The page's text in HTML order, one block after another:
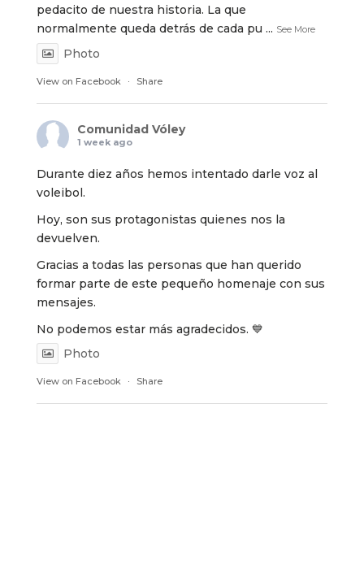
pedacito de nuestra historia. La que
normalmente queda detrás de cada pu ... See More
Photo
View on Facebook · Share
Comunidad Vóley
1 week ago
Durante diez años hemos intentado darle voz al
voleibol.
Hoy, son sus protagonistas quienes nos la
devuelven.
Gracias a todas las personas que han querido
formar parte de este pequeño homenaje con sus
mensajes.
No podemos estar más agradecidos. 💙
Photo
View on Facebook · Share